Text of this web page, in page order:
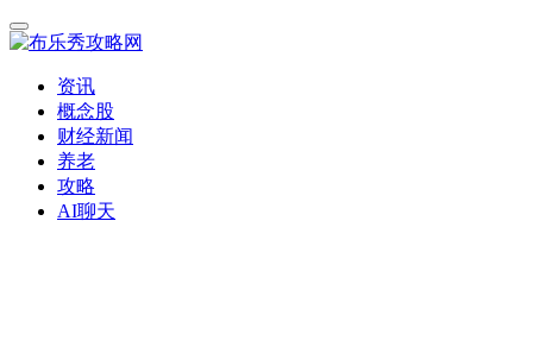
资讯
概念股
财经新闻
养老
攻略
AI聊天